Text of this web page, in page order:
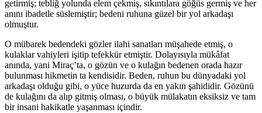
getirmiş; tebliğ yolunda elem çekmiş, sıkıntılara göğüs germiş ve her
anını ibadetle süslemiştir; bedeni ruhuna güzel bir yol arkadaşı
olmuştur.
O mübarek bedendeki gözler ilahi sanatları müşahede etmiş, o
kulaklar vahiyleri işitip tefekkür etmiştir. Dolayısıyla mükâfat
anında, yani Miraç’ta, o gözün ve o kulağın bedenen orada hazır
bulunması hikmetin ta kendisidir. Beden, ruhun bu dünyadaki yol
arkadaşı olduğu gibi, o yüce huzurda da en yakın şahididir. Gözünü
de kulağını da alıp gitmiş olması, o büyük mülakatın eksiksiz ve tam
bir insani hakikatle yaşanması içindir.